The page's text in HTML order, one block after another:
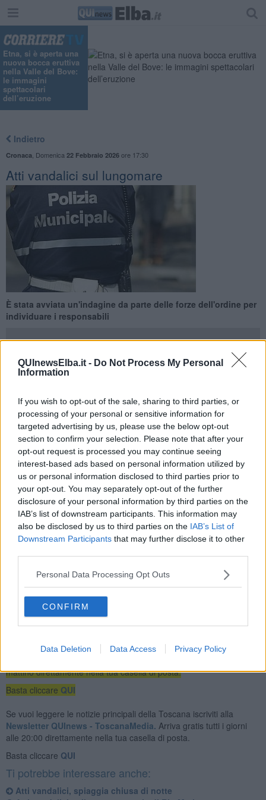
QUInewsElba.it - Do Not Process My Personal
Information
If you wish to opt-out of the sale, sharing to third parties, or
processing of your personal or sensitive information for
targeted advertising by us, please use the below opt-out
section to confirm your selection. Please note that after your
opt-out request is processed you may continue seeing
interest-based ads based on personal information utilized by
us or personal information disclosed to third parties prior to
your opt-out. You may separately opt-out of the further
disclosure of your personal information by third parties on the
IAB’s list of downstream participants. This information may
also be disclosed by us to third parties on the IAB’s List of
Downstream Participants that may further disclose it to other
Personal Data Processing Opt Outs
CONFIRM
Data Deletion Data Access Privacy Policy
Etna, si è aperta una
nuova bocca eruttiva
nella Valle del Bove:
le immagini
spettacolari
dell’eruzione
Indietro
Cronaca Domenica 22 Febbraio 2026ore 17:30
Atti vandalici sul lungomare
È stata avviata un'indagine da parte delle forze dell'ordine per
individuare i responsabili
l'amministrazione comunale riese attraverso un post su Facebook.
"In merito agli spiacevoli, ultimi eventi occorsi sul nostro territorio, il
Comune di Rio fa sapere che il Corpo di Polizia Locale, attraverso
una tempestiva ed efficace rete di comunicazioni con tutte le forze
di polizia presenti sul territorio, si é attivato nell’avviare una serrata
attività di indagine finalizzata a risalire agli autori degli atti vandalici
e dei danneggiamenti nonché ai soggetti che hanno lanciato in
mare parte delle basi cementizie a seguito del loro rinvenimento sul
luogo dei fatti", si legge nella nota.
"All’esito dell’attività saranno notiziate le Autorità competenti", si
conclude la nota.
Se vuoi leggere le notizie principali dell'isola d'Elba iscriviti alla
mattino direttamente nella tua casella di posta.
Basta cliccare QUI
Se vuoi leggere le notizie principali della Toscana iscriviti alla
Newsletter QUInews - ToscanaMedia. Arriva gratis tutti i giorni
alle 20:00 direttamente nella tua casella di posta.
Basta cliccare QUI
Ti potrebbe interessare anche:
Atti vandalici, spiaggia chiusa di notte